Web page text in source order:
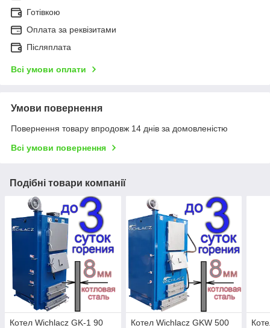
Готівкою
Оплата за реквізитами
Післяплата
Всі умови оплати
Умови повернення
Повернення товару впродовж 14 днів за домовленістю
Всі умови повернення
Подібні товари компанії
Котел Wichlacz GK-1 90
Котел Wichlacz GKW 500